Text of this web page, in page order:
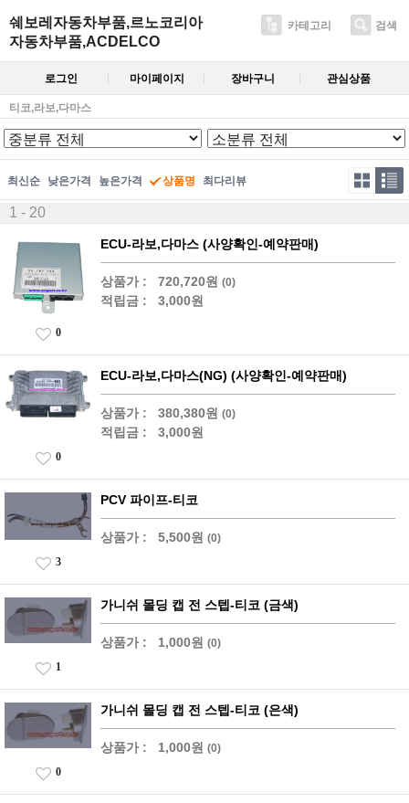
쉐보레자동차부품,르노코리아
자동차부품,ACDELCO
카테고리 검색
로그인 마이페이지 장바구니 관심상품
티코,라보,다마스
최신순 낮은가격 높은가격 상품명 최다리뷰
1 - 20
ECU-라보,다마스 (사양확인-예약판매)
상품가 : 720,720원 (0)
적립금 : 3,000원
0
ECU-라보,다마스(NG) (사양확인-예약판매)
상품가 : 380,380원 (0)
적립금 : 3,000원
0
PCV 파이프-티코
상품가 : 5,500원 (0)
3
가니쉬 몰딩 캡 전 스텝-티코 (금색)
상품가 : 1,000원 (0)
1
가니쉬 몰딩 캡 전 스텝-티코 (은색)
상품가 : 1,000원 (0)
0